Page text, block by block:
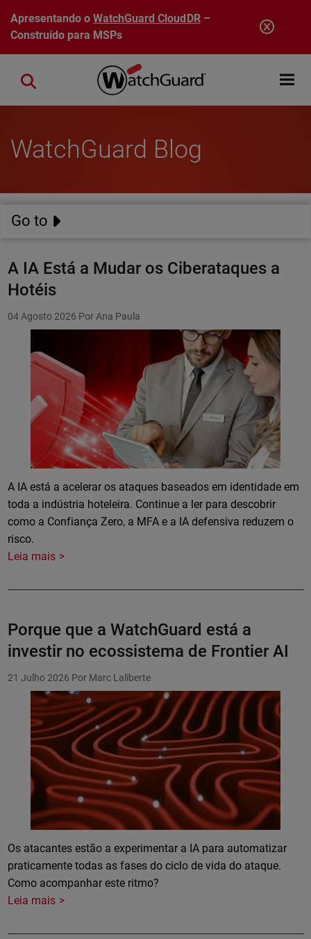
Pular para o conteúdo principal
Apresentando oWatchGuard CloudDR–
Construído para MSPs
Open
Close search
WatchGuard Blog
Go to
A IA Está a Mudar os Ciberataques a
Hotéis
04 Agosto 2026 Por Ana Paula
A IA está a acelerar os ataques baseados em identidade em
toda a indústria hoteleira. Continue a ler para descobrir
como a Confiança Zero, a MFA e a IA defensiva reduzem o
risco.
Leia mais
Porque que a WatchGuard está a
investir no ecossistema de Frontier AI
21 Julho 2026 Por Marc Laliberte
Os atacantes estão a experimentar a IA para automatizar
praticamente todas as fases do ciclo de vida do ataque.
Como acompanhar este ritmo?
Leia mais